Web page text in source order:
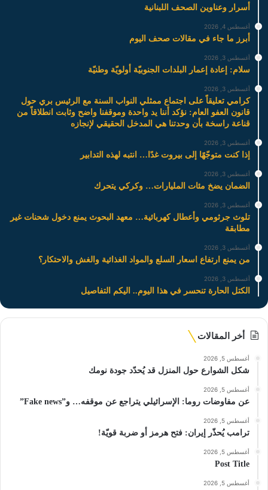
أسرار وعناوين الصحف اللبنانية
أغسطس 4, 2026
أبرز ما جاء في مقالات صحف اليوم
أغسطس 3, 2026
سلام: إعادة إعمار البلدات الجنوبيّة أولويّة وطنيّة
أغسطس 3, 2026
كرامي تعليقاً على اجتماع ممثلي النواب السنة مع الرئيس بري حول
قانون العفو العام: نؤكد أننا يد واحدة وموقفنا واضح وثابت انطلاقاً من
قناعة راسخة بأن وحدتنا هي المدخل الحقيقي لإنجازه
أغسطس 3, 2026
إذا كنت متوجّهًا إلى بيروت غدًا… انتبه لهذه التدابير
أغسطس 3, 2026
الضمان يضخ مئات المليارات… وكركي يتحرك
أغسطس 3, 2026
تلوث جرثومي وأعطال كهربائية… معهد البحوث يمنع دخول شحنات غير
مطابقة
أغسطس 3, 2026
من يمنع ارتفاع اسعار السلع والمواد الغذائية والغش والاحتكار؟
أغسطس 3, 2026
الكتل الحارة تنحسر في هذا اليوم.. اليكم التفاصيل
أخر المقالات
أغسطس 5, 2026
شكل الشوارع حول المنزل قد يُحدّد جودة نومك
أغسطس 5, 2026
عن مفاوضات روما: الإسرائيلي يتراجع عن موقفه… و”Fake news”
أغسطس 5, 2026
ترامب يُحذّر إيران: فتح هرمز أو ضربة قويّة!
أغسطس 5, 2026
Post Title
أغسطس 5, 2026